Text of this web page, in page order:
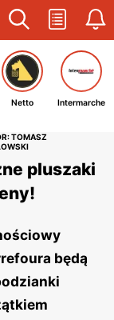
Netto Intermarche
TOMASZ
pluszaki
będą